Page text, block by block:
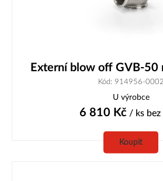
Externí blow off GVB-50
Kód: 914956-0002
U výrobce
6 810 Kč/ ks
Koupit